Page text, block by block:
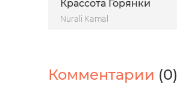
Крассота Горянки
Nurali Kamal
Комментарии (0)